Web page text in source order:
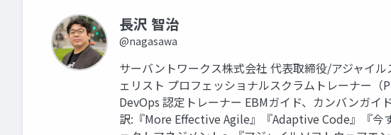
長沢 智治
@nagasawa
サーバントワークス株式会社 代表取締役/アジャイ
ェリスト プロフェッショナルスクラムトレーナー（
DevOps 認定トレーナー EBMガイド、カンバンガ
訳:『More Effective Agile』『Adaptive Code』『今